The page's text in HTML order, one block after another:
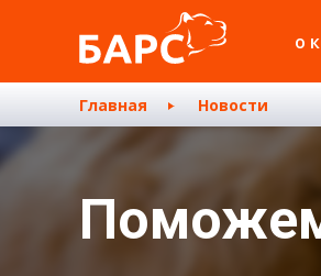
о
Главная Новости